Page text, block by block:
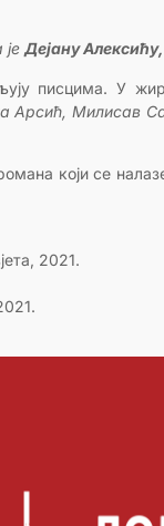
Дејану Алексићу,
писцима. У
Милисав
који се
2021.